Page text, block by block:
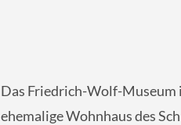
Das Friedrich-Wolf-Museum
ehemalige Wohnhaus des